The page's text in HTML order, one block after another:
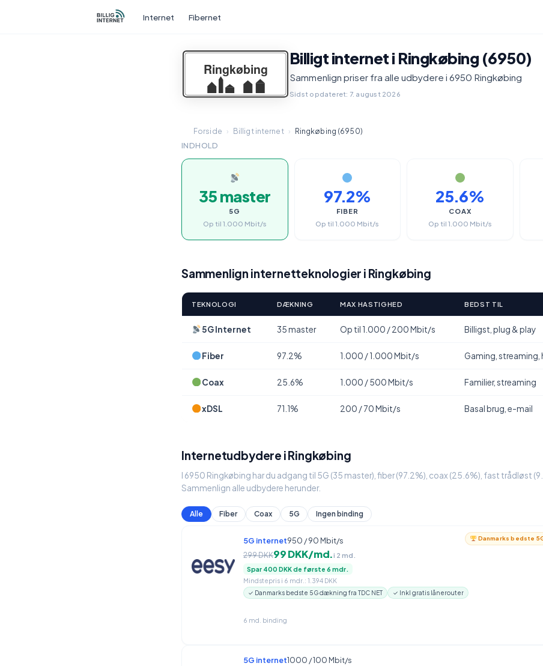
Internet Fibernet
Billigt internet i Ringkøbing (6950)
Sammenlign priser fra alle udbydere i 6950 Ringkøbing
Sidst opdateret: 7. august 2026
Forside › Billigt internet › Ringkøbing (6950)
INDHOLD
35 master
5G
Op til 1.000 Mbit/s
97.2%
FIBER
Op til 1.000 Mbit/s
25.6%
COAX
Op til 1.000 Mbit/s
Sammenlign internetteknologier i Ringkøbing
TEKNOLOGI DÆKNING MAX HASTIGHED BEDST TIL
5G Internet 35 master Op til 1.000 / 200 Mbit/s Billigst, plug & play
Fiber 97.2% 1.000 / 1.000 Mbit/s Gaming, streaming,
Coax 25.6% 1.000 / 500 Mbit/s Familier, streaming
xDSL 71.1% 200 / 70 Mbit/s Basal brug, e-mail
Internetudbydere i Ringkøbing
I 6950 Ringkøbing har du adgang til 5G (35 master), fiber (97.2%), coax (25.6%), fast trådløst
Sammenlign alle udbydere herunder.
Alle Fiber Coax 5G Ingen binding
Danmarks bedste
5G internet950 / 90 Mbit/s
299 DKK99 DKK/md.i 2 md.
Spar 400 DKK de første 6 mdr.
Mindstepris i 6 mdr.: 1.394 DKK
✓ Danmarks bedste 5G dækning fra TDC NET ✓ Inkl gratis lånerouter
6 md. binding
5G internet1000 / 100 Mbit/s